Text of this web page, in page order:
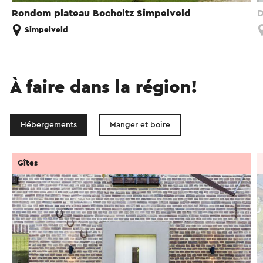
Rondom plateau Bocholtz Simpelveld
Simpelveld
À faire dans la région!
Hébergements Manger et boire
Gîtes